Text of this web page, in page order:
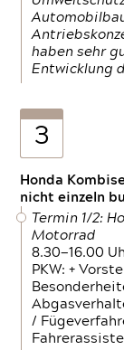
haben sehr
Entwicklung
3
Honda
nicht einzeln
Termin 1/2:
Motorrad
8.30—16.00
PKW: +
/